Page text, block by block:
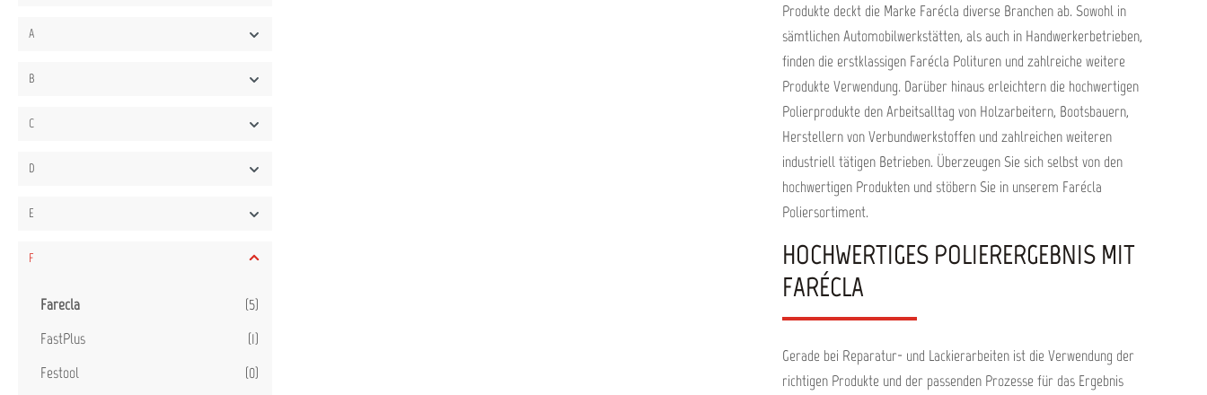
A
B
C
D
E
F
(5)
Farecla
(1)
FastPlus
(0)
Festool
Produkte deckt die Marke Farécla diverse Branchen ab. Sowohl in
sämtlichen Automobilwerkstätten, als auch in Handwerkerbetrieben,
finden die erstklassigen Farécla Polituren und zahlreiche weitere
Produkte Verwendung. Darüber hinaus erleichtern die hochwertigen
Polierprodukte den Arbeitsalltag von Holzarbeitern, Bootsbauern,
Herstellern von Verbundwerkstoffen und zahlreichen weiteren
industriell tätigen Betrieben. Überzeugen Sie sich selbst von den
hochwertigen Produkten und stöbern Sie in unserem Farécla
Poliersortiment.
HOCHWERTIGES POLIERERGEBNIS MIT
FARÉCLA
Gerade bei Reparatur- und Lackierarbeiten ist die Verwendung der
richtigen Produkte und der passenden Prozesse für das Ergebnis